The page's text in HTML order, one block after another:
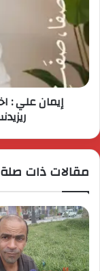
إيمان علي :
مقالات ذات صلة